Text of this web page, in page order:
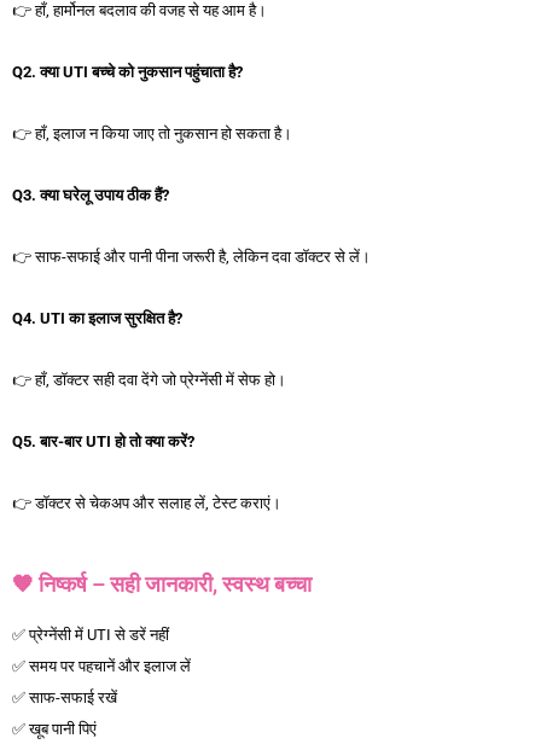
👉 हाँ, हार्मोनल बदलाव की वजह से यह आम है।
Q2.क्या UTIबच्चेकोनुकसानपहुंचाताहै?
👉 हाँ, इलाज न किया जाए तो नुकसान हो सकता है।
Q3.क्याघरेलूउपायठीकहैं?
👉 साफ-सफाई और पानी पीना जरूरी है, लेकिन दवा डॉक्टर से लें।
Q4. UTIकाइलाजसुरक्षितहै?
👉 हाँ, डॉक्टर सही दवा देंगे जो प्रेग्नेंसी में सेफ हो।
Q5.बार-बार UTIहोतोक्याकरें?
👉 डॉक्टर से चेकअप और सलाह लें, टेस्ट कराएं।
🧡 निष्कर्ष – सही जानकारी, स्वस्थ बच्चा
✅ प्रेग्नेंसी में UTI से डरें नहीं
✅ समय पर पहचानें और इलाज लें
✅ साफ-सफाई रखें
✅ खूब पानी पिएं